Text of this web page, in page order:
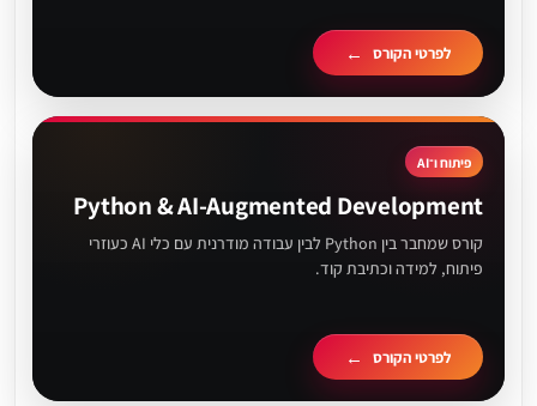
לפרטי הקורס
פיתוח ו־AI
Python & AI-Augmented Development
קורס שמחבר בין Python לבין עבודה מודרנית עם כלי AI כעוזרי
פיתוח, למידה וכתיבת קוד.
לפרטי הקורס